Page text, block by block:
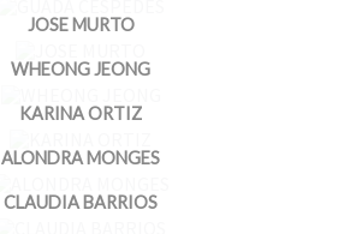
JOSE MURTO
WHEONG JEONG
KARINA ORTIZ
ALONDRA MONGES
CLAUDIA BARRIOS